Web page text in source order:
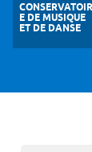
CONSERVATOIR
E DE MUSIQUE
ET DE DANSE